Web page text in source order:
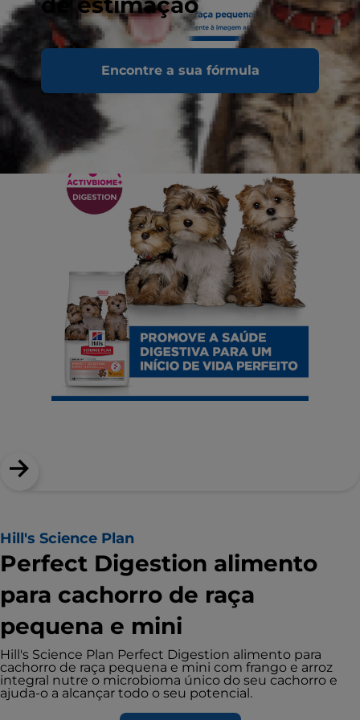
Encontre a sua fórmula
Hill's Science Plan
Perfect Digestion alimento
para cachorro de raça
pequena e mini
Hill's Science Plan Perfect Digestion alimento para
cachorro de raça pequena e mini com frango e arroz
integral nutre o microbioma único do seu cachorro e
ajuda-o a alcançar todo o seu potencial.